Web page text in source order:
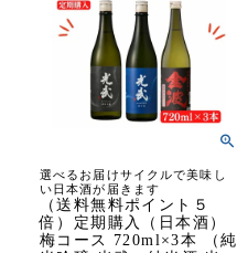
選べるお届けサイクルで美味し
い日本酒が届きます
（送料無料ポイント５
倍）定期購入（日本酒）
梅コース 720ml×3本 （純